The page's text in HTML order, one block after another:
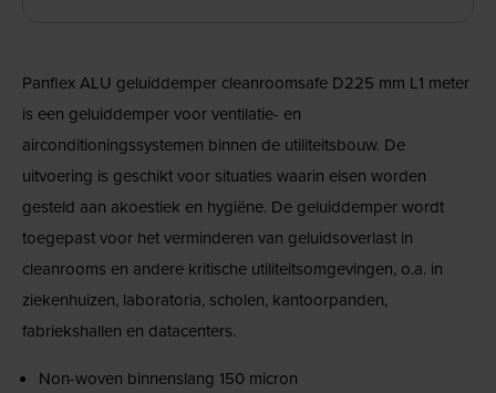
Panflex ALU geluiddemper cleanroomsafe D225 mm L1 meter
is een geluiddemper voor ventilatie- en
airconditioningssystemen binnen de utiliteitsbouw. De
uitvoering is geschikt voor situaties waarin eisen worden
gesteld aan akoestiek en hygiëne. De geluiddemper wordt
toegepast voor het verminderen van geluidsoverlast in
cleanrooms en andere kritische utiliteitsomgevingen, o.a. in
ziekenhuizen, laboratoria, scholen, kantoorpanden,
fabriekshallen en datacenters.
Non-woven binnenslang 150 micron